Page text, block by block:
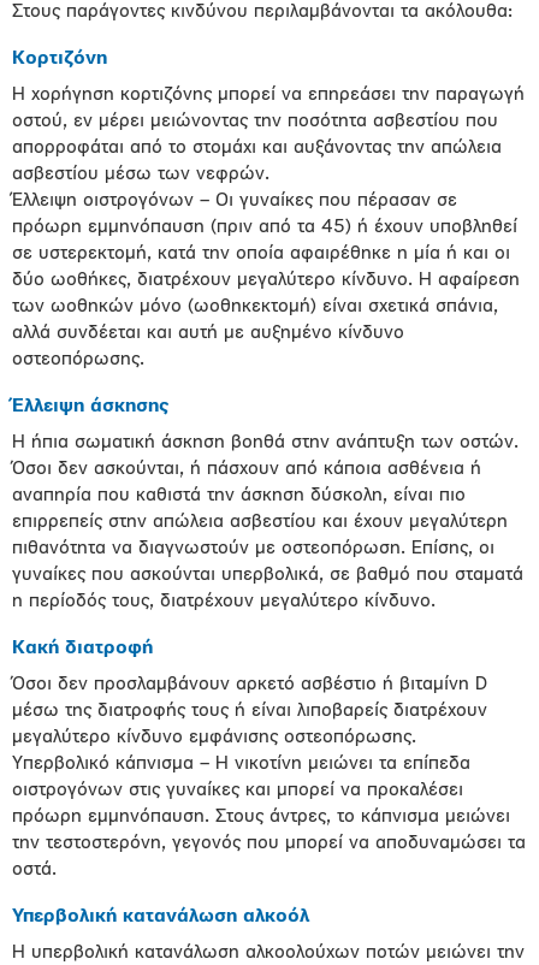
Στους παράγοντες κινδύνου περιλαμβάνονται τα ακόλουθα:
Κορτιζόνη
Η χορήγηση κορτιζόνης μπορεί να επηρεάσει την παραγωγή
οστού, εν μέρει μειώνοντας την ποσότητα ασβεστίου που
απορροφάται από το στομάχι και αυξάνοντας την απώλεια
ασβεστίου μέσω των νεφρών.
Έλλειψη οιστρογόνων – Οι γυναίκες που πέρασαν σε
πρόωρη εμμηνόπαυση (πριν από τα 45) ή έχουν υποβληθεί
σε υστερεκτομή, κατά την οποία αφαιρέθηκε η μία ή και οι
δύο ωοθήκες, διατρέχουν μεγαλύτερο κίνδυνο. Η αφαίρεση
των ωοθηκών μόνο (ωοθηκεκτομή) είναι σχετικά σπάνια,
αλλά συνδέεται και αυτή με αυξημένο κίνδυνο
οστεοπόρωσης.
Έλλειψη άσκησης
Η ήπια σωματική άσκηση βοηθά στην ανάπτυξη των οστών.
Όσοι δεν ασκούνται, ή πάσχουν από κάποια ασθένεια ή
αναπηρία που καθιστά την άσκηση δύσκολη, είναι πιο
επιρρεπείς στην απώλεια ασβεστίου και έχουν μεγαλύτερη
πιθανότητα να διαγνωστούν με οστεοπόρωση. Επίσης, οι
γυναίκες που ασκούνται υπερβολικά, σε βαθμό που σταματά
η περίοδός τους, διατρέχουν μεγαλύτερο κίνδυνο.
Κακή διατροφή
Όσοι δεν προσλαμβάνουν αρκετό ασβέστιο ή βιταμίνη D
μέσω της διατροφής τους ή είναι λιποβαρείς διατρέχουν
μεγαλύτερο κίνδυνο εμφάνισης οστεοπόρωσης.
Υπερβολικό κάπνισμα – Η νικοτίνη μειώνει τα επίπεδα
οιστρογόνων στις γυναίκες και μπορεί να προκαλέσει
πρόωρη εμμηνόπαυση. Στους άντρες, το κάπνισμα μειώνει
την τεστοστερόνη, γεγονός που μπορεί να αποδυναμώσει τα
οστά.
Υπερβολική κατανάλωση αλκοόλ
Η υπερβολική κατανάλωση αλκοολούχων ποτών μειώνει την